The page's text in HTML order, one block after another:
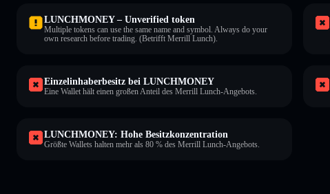
LUNCHMONEY – Unverified token
Multiple tokens can use the same name and symbol. Always do your
own research before trading. (Betrifft Merrill Lunch).
Einzelinhaberbesitz bei LUNCHMONEY
Eine Wallet hält einen großen Anteil des Merrill Lunch-Angebots.
LUNCHMONEY: Hohe Besitzkonzentration
Größte Wallets halten mehr als 80 % des Merrill Lunch-Angebots.